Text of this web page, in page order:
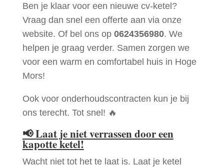
Ben je klaar voor een nieuwe cv-ketel?
Vraag dan snel een offerte aan via onze
website. Of bel ons op 0624356980. We
helpen je graag verder. Samen zorgen we
voor een warm en comfortabel huis in Hoge
Mors!
Ook voor onderhoudscontracten kun je bij
ons terecht. Tot snel! 🔥
📢Laat je niet verrassen door een
kapotte ketel!
Wacht niet tot het te laat is. Laat je ketel